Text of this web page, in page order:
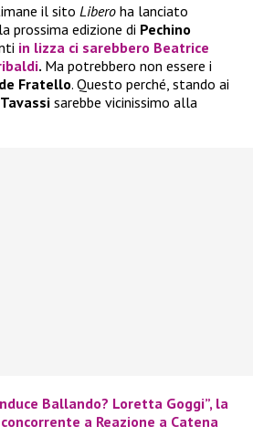
il sito Libero ha lanciato
prossima edizione di Pechino
in lizza ci sarebbero Beatrice
. Ma potrebbero non essere i
Fratello. Questo perché, stando ai
sarebbe vicinissimo alla
Ballando? Loretta Goggi”, la
a Reazione a Catena